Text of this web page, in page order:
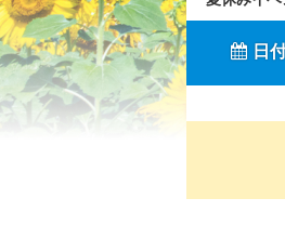
日